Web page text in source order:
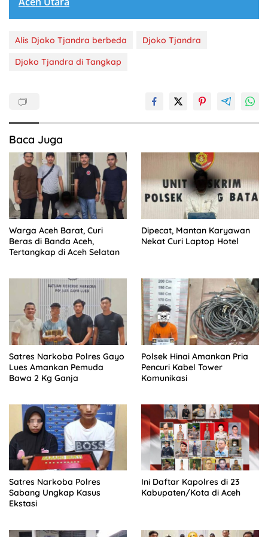
Alis Djoko Tjandra berbeda
Djoko Tjandra
Djoko Tjandra di Tangkap
Baca Juga
Warga Aceh Barat, Curi
Beras di Banda Aceh,
Tertangkap di Aceh Selatan
Dipecat, Mantan Karyawan
Nekat Curi Laptop Hotel
Satres Narkoba Polres Gayo
Lues Amankan Pemuda
Bawa 2 Kg Ganja
Polsek Hinai Amankan Pria
Pencuri Kabel Tower
Komunikasi
Satres Narkoba Polres
Sabang Ungkap Kasus
Ekstasi
Ini Daftar Kapolres di 23
Kabupaten/Kota di Aceh